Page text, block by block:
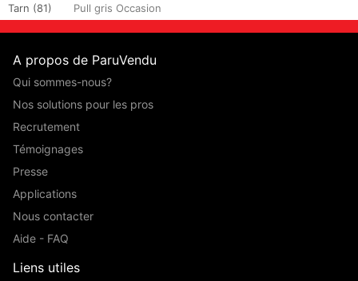
Tarn (81)
Pull gris Occasion
A propos de ParuVendu
Qui sommes-nous?
Nos solutions pour les pros
Recrutement
Témoignages
Presse
Applications
Nous contacter
Aide - FAQ
Liens utiles